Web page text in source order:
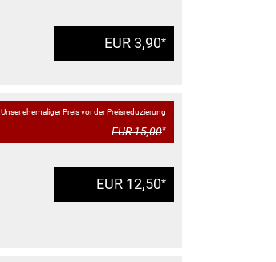
EUR 3,90*
Unser ehemaliger Preis vor der Preisreduzierung
EUR 15,00*
EUR 12,50*